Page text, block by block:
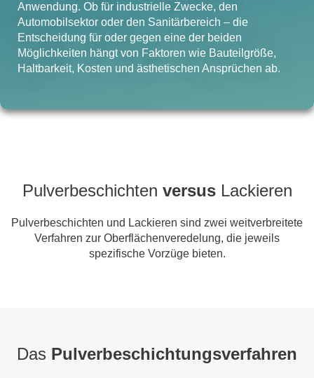
Anwendung. Ob für industrielle Zwecke, den
Automobilsektor oder den Sanitärbereich – die
Entscheidung für oder gegen eine der beiden
Möglichkeiten hängt von Faktoren wie Bauteilgröße,
Haltbarkeit, Kosten und ästhetischen Ansprüchen ab.
Pulverbeschichten versus Lackieren
Pulverbeschichten und Lackieren sind zwei weitverbreitete
Verfahren zur Oberflächenveredelung, die jeweils
spezifische Vorzüge bieten.
Das Pulverbeschichtungsverfahren